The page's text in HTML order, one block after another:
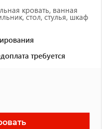
кровать, ванная
стол, стулья, шкаф
требуется